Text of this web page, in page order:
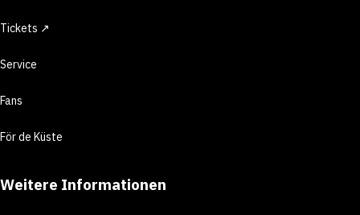
Tickets ↗
Service
Fans
För de Küste
Weitere Informationen